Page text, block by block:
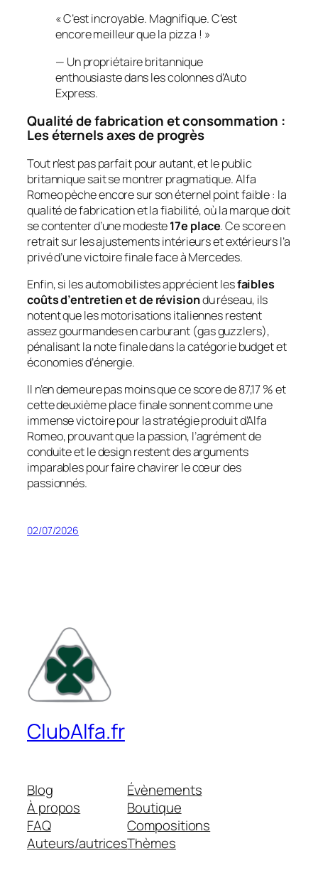
« C’est incroyable. Magnifique. C’est
encore meilleur que la pizza ! »
— Un propriétaire britannique
enthousiaste dans les colonnes d’Auto
Express.
Qualité de fabrication et consommation :
Les éternels axes de progrès
Tout n’est pas parfait pour autant, et le public
britannique sait se montrer pragmatique. Alfa
Romeo pèche encore sur son éternel point faible : la
qualité de fabrication et la fiabilité, où la marque doit
se contenter d’une modeste17e place. Ce score en
retrait sur les ajustements intérieurs et extérieurs l’a
privé d’une victoire finale face à Mercedes.
Enfin, si les automobilistes apprécient lesfaibles
coûts d’entretien et de révisiondu réseau, ils
notent que les motorisations italiennes restent
assez gourmandes en carburant (gas guzzlers),
pénalisant la note finale dans la catégorie budget et
économies d’énergie.
Il n’en demeure pas moins que ce score de 87,17 % et
cette deuxième place finale sonnent comme une
immense victoire pour la stratégie produit d’Alfa
Romeo, prouvant que la passion, l’agrément de
conduite et le design restent des arguments
imparables pour faire chavirer le cœur des
passionnés.
02/07/2026
ClubAlfa.fr
Blog
À propos
FAQ
Auteurs/autrices
Évènements
Boutique
Compositions
Thèmes